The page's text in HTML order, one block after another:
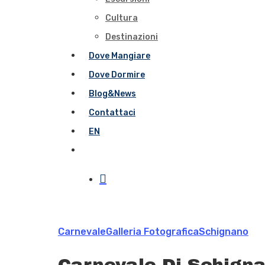
Hit enter to search or ESC to close
Cultura
Destinazioni
Dove Mangiare
Dove Dormire
Blog&News
Contattaci
EN
CarnevaleGalleria FotograficaSchignano